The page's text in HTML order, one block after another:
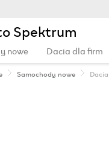
Spektrum
nowe Dacia dla firm
Samochody nowe Dacia